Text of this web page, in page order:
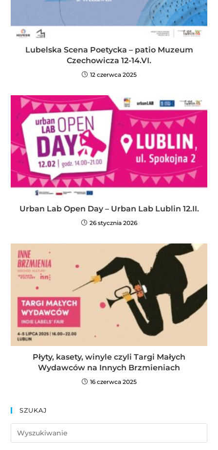
Lubelska Scena Poetycka – patio Muzeum
Czechowicza 12-14.VI.
12 czerwca 2025
Urban Lab Open Day – Urban Lab Lublin 12.II.
26 stycznia 2026
Płyty, kasety, winyle czyli Targi Małych
Wydawców na Innych Brzmieniach
16 czerwca 2025
SZUKAJ